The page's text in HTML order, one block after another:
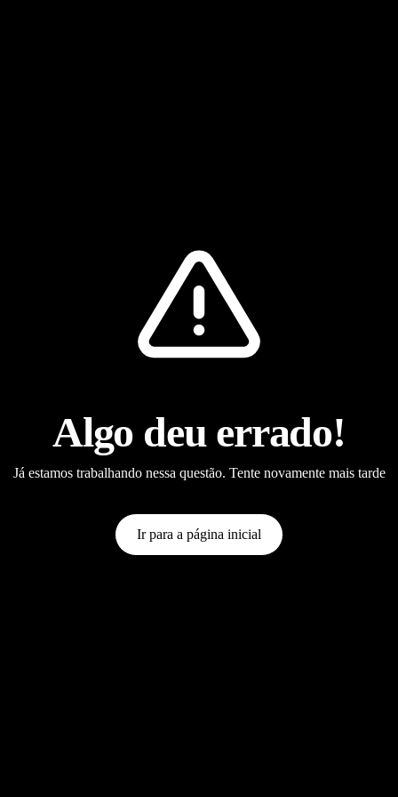
Algo deu errado!
Já estamos trabalhando nessa questão. Tente novamente mais tarde
Ir para a página inicial